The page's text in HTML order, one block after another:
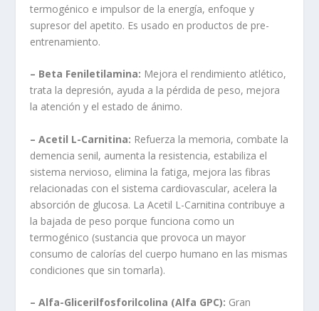
termogénico e impulsor de la energía, enfoque y
supresor del apetito. Es usado en productos de pre-
entrenamiento.
– Beta Feniletilamina: Mejora el rendimiento atlético,
trata la depresión, ayuda a la pérdida de peso, mejora
la atención y el estado de ánimo.
– Acetil L-Carnitina: Refuerza la memoria, combate la
demencia senil, aumenta la resistencia, estabiliza el
sistema nervioso, elimina la fatiga, mejora las fibras
relacionadas con el sistema cardiovascular, acelera la
absorción de glucosa. La Acetil L-Carnitina contribuye a
la bajada de peso porque funciona como un
termogénico (sustancia que provoca un mayor
consumo de calorías del cuerpo humano en las mismas
condiciones que sin tomarla).
– Alfa-Glicerilfosforilcolina (Alfa GPC): Gran